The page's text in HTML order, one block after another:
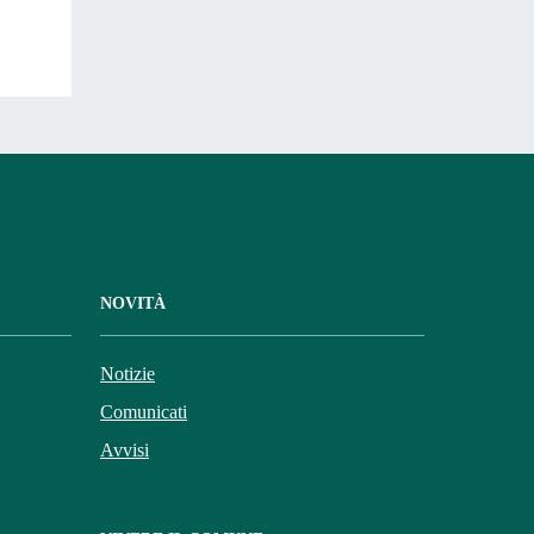
NOVITÀ
Notizie
Comunicati
Avvisi